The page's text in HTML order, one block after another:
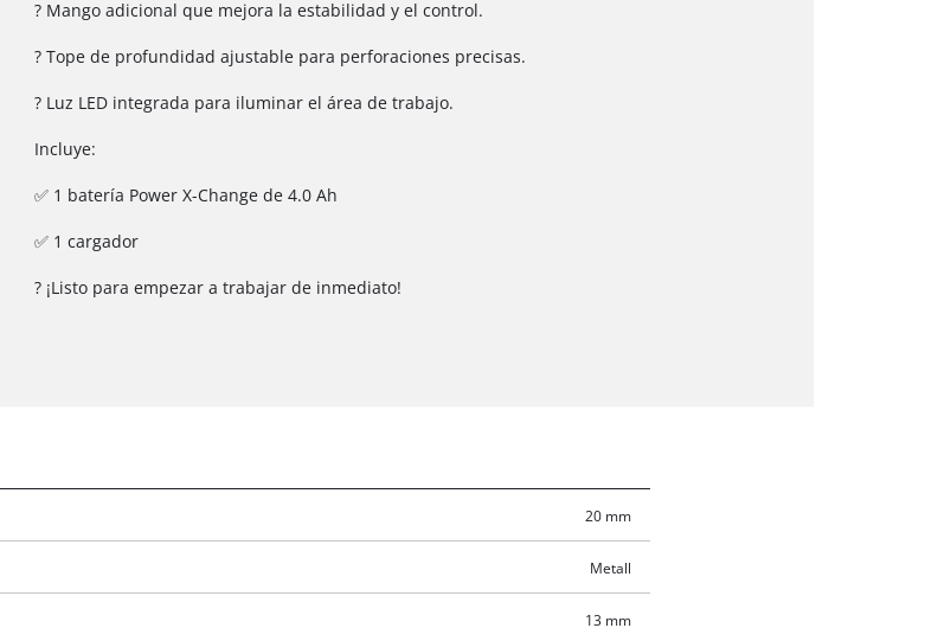
cargar el servicio Google Maps!
? Mango adicional que mejora la estabilidad y el control.
? Tope de profundidad ajustable para perforaciones precisas.
? Luz LED integrada para iluminar el área de trabajo.
Incluye:
✅ 1 batería Power X-Change de 4.0 Ah
✅ 1 cargador
? ¡Listo para empezar a trabajar de inmediato!
20 mm
Metall
13 mm